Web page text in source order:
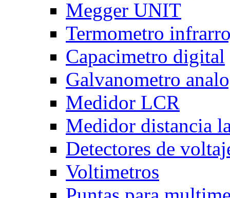
Megger UNIT
Termometro
Capacimetro digital
Galvanometro
Medidor LCR
Medidor distancia
Detectores de
Voltimetros